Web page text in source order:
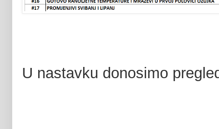
U nastavku donosimo